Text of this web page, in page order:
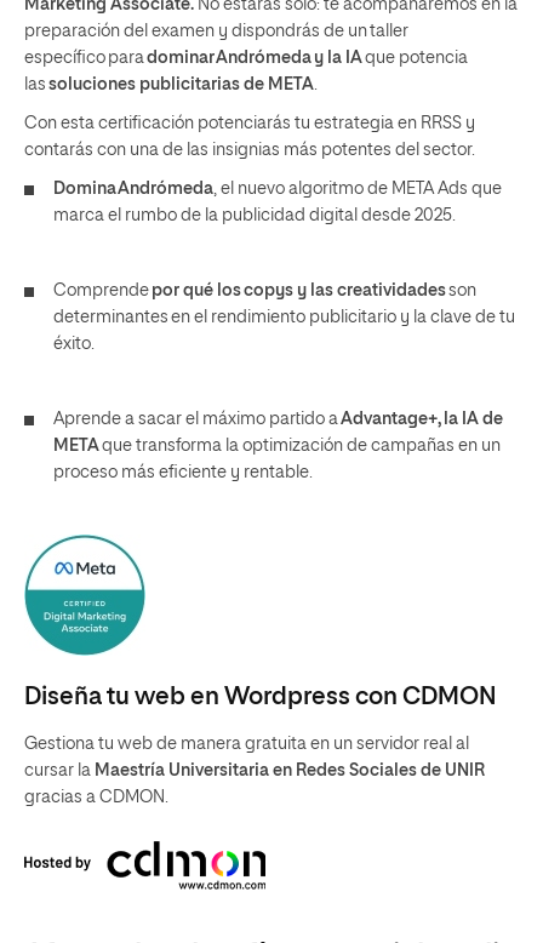
Marketing Associate. No estarás solo: te acompañaremos en la
preparación del examen y dispondrás de un taller
específico paradominar Andrómeda y la IAque potencia
las soluciones publicitarias de META.
Con esta certificación potenciarás tu estrategia en RRSS y
contarás con una de las insignias más potentes del sector.
Domina Andrómeda, el nuevo algoritmo de META Ads que
marca el rumbo de la publicidad digital desde 2025.
Comprende por qué los copys y las creatividadesson
determinantes en el rendimiento publicitario y la clave de tu
éxito.
Aprende a sacar el máximo partido aAdvantage+, la IA de
METAque transforma la optimización de campañas en un
proceso más eficiente y rentable.
Diseña tu web en Wordpress con CDMON
Gestiona tu web de manera gratuita en un servidor real al
cursar la Maestría Universitaria en Redes Sociales de UNIR
gracias a CDMON.